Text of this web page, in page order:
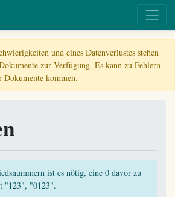
und eines Datenverlustes stehen
zur Verfügung. Es kann zu Fehlern
kommen.
ist es nötig, eine 0 davor zu
"123", "0123".